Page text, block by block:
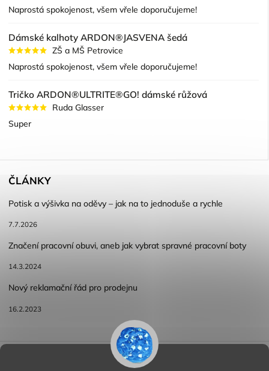
Naprostá spokojenost, všem vřele doporučujeme!
Dámské kalhoty ARDON®JASVENA šedá
ZŠ a MŠ Petrovice
Naprostá spokojenost, všem vřele doporučujeme!
Tričko ARDON®ULTRITE®GO! dámské růžová
Ruda Glasser
Super
ČLÁNKY
Potisk a výšivka na oděvy – jak na to jednoduše a rychle
7.7.2026
Značení pracovní obuvi, aneb jak vybrat spravné pracovní boty
14.3.2024
Nový reklamační řád pro prodejnu
16.2.2023
Reklamace a vracení zboží